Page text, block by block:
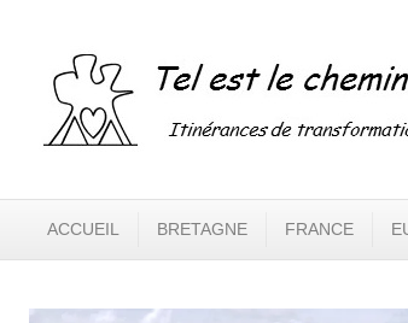
ACCUEIL BRETAGNE FRANCE